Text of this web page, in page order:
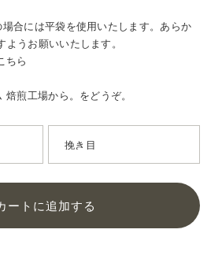
合には平袋を使用いたします。あらか
うお願いいたします。
ちら
煎工場から。をどうぞ。
ートに追加する